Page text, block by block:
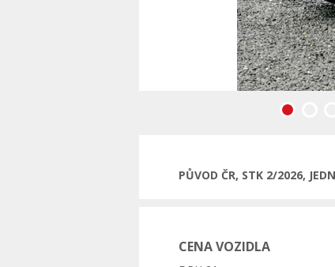
Předchozí
PŮVOD ČR, STK 2/2026,
CENA VOZIDLA